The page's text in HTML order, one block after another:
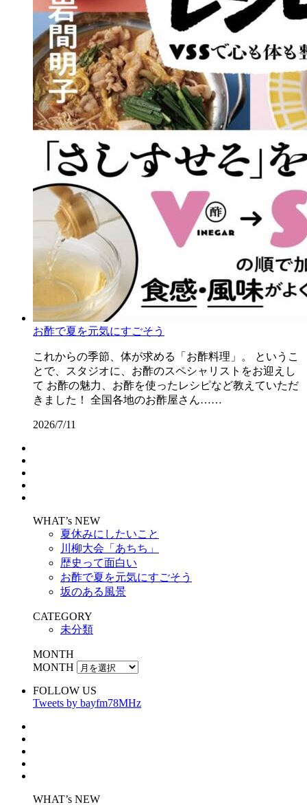
お酢で夏を元気にすごそう
これからの季節、体が求める「お酢料理」。 というこ
とで、スタジオに、お酢のスペシャリストをお迎えし
て お酢の魅力、お酢を使ったレシピなど教えていただ
きました！ 全国各地のお酢屋さん……
2026/7/11
WHAT’s NEW
夏休みにしたいこと
川柳大会「あちち」
歴史って面白い
お酢で夏を元気にすごそう
坂のある風景
CATEGORY
未分類
MONTH
MONTH
FOLLOW US
Tweets by bayfm78MHz
WHAT’s NEW